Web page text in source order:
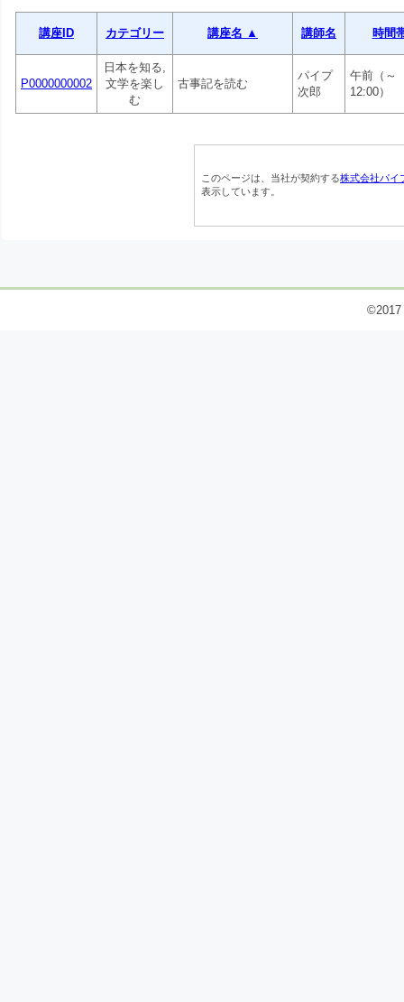
講座ID カテゴリー 講座名 ▲ 講師名 時間
P0000000002
日本を知る,
文学を楽し
む
古事記を読む
パイプ
次郎
午前（～
12:00）
このページは、当社が契約する株式会社パイ
表示しています。
©2017